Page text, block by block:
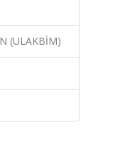
(ULAKBİM)